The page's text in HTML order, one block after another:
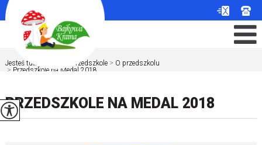
Jesteś tutaj: Przedszkole > O przedszkolu
> Przedszkole na Medal 2018 ...
PRZEDSZKOLE NA MEDAL 2018